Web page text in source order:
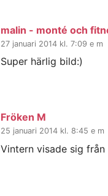
malin - monté och
27 januari 2014 kl. 7:09 e m
Super härlig bild:)
Fröken M
25 januari 2014 kl. 8:45 e m
Vintern visade sig